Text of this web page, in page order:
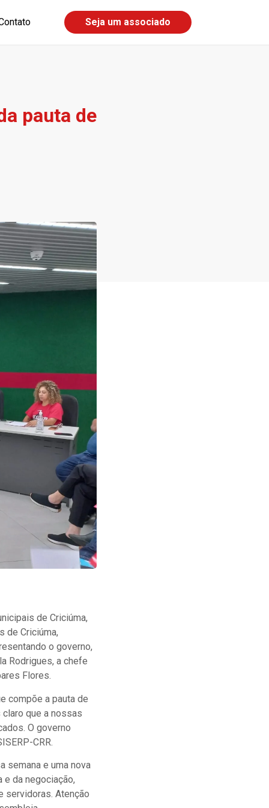
Seja um associado
pauta de
de Criciúma,
de Criciúma,
o governo,
Rodrigues, a chefe
Flores.
compõe a pauta de
que a nossas
O governo
CRR.
semana e uma nova
e da negociação,
servidoras. Atenção